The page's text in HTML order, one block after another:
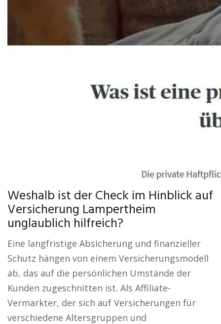
Weshalb ist der Check im Hinblick auf
Versicherung Lampertheim
unglaublich hilfreich?
Eine langfristige Absicherung und finanzieller
Schutz hängen von einem Versicherungsmodell
ab, das auf die persönlichen Umstände der
Kunden zugeschnitten ist. Als Affiliate-
Vermarkter, der sich auf Versicherungen für
verschiedene Altersgruppen und